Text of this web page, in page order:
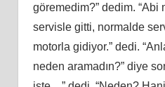
göremedim?” dedim. “Abi
servisle gitti, normalde
motorla gidiyor.” dedi.
neden aramadın?” diye